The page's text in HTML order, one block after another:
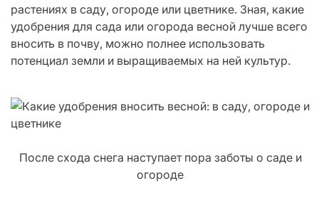
растениях в саду, огороде или цветнике. Зная, какие
удобрения для сада или огорода весной лучше всего
вносить в почву, можно полнее использовать
потенциал земли и выращиваемых на ней культур.
После схода снега наступает пора заботы о саде и
огороде